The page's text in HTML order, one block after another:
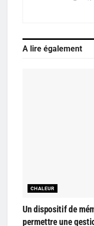
A lire également
CHALEUR
Un dispositif de
permettre une